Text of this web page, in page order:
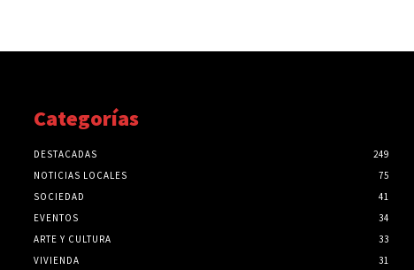
Categorías
DESTACADAS
249
NOTICIAS LOCALES
75
SOCIEDAD
41
EVENTOS
34
ARTE Y CULTURA
33
VIVIENDA
31